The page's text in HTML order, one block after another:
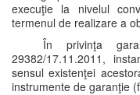
execuţie la nivelul
termenul de realizare a
În privinţa
29382/17.11.2011,
sensul existenţei
instrumente de garanţie